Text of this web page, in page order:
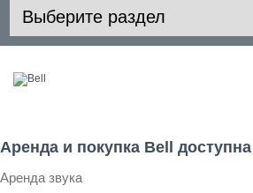
Аренда и покупка Bell
Аренда звука